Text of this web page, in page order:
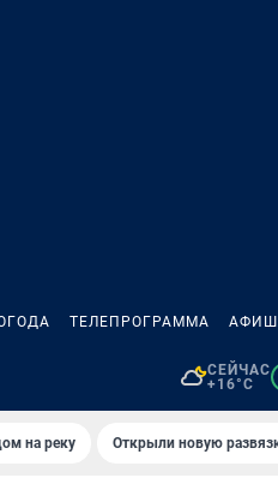
ТЕЛЕПРОГРАММА
СЕЙЧАС
+16°C
на реку Открыли новую